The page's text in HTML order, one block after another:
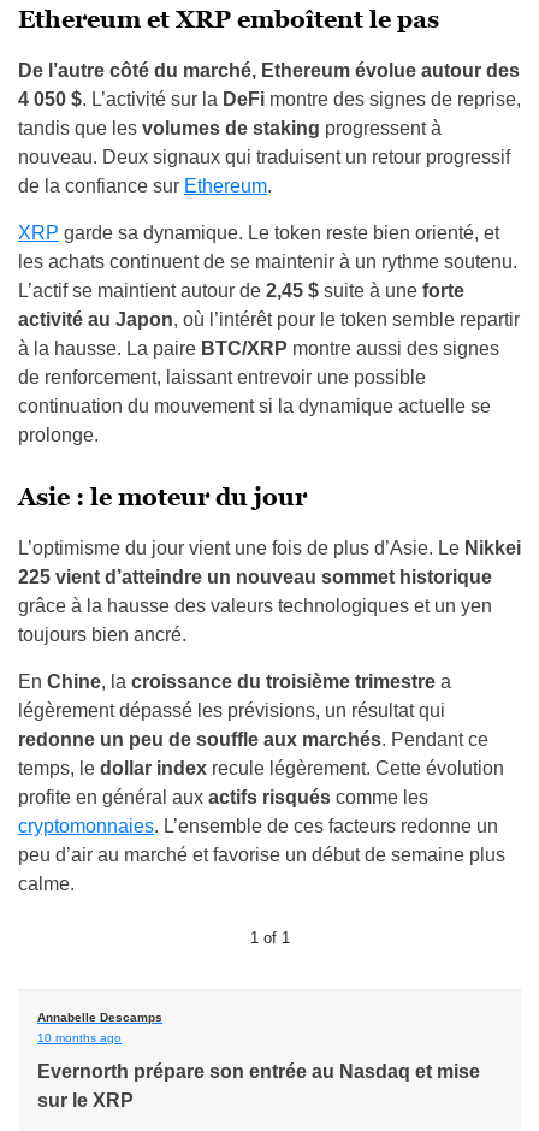
Ethereum et XRP emboîtent le pas
De l’autre côté du marché, Ethereum évolue autour des
4 050 $. L’activité sur la DeFi montre des signes de reprise,
tandis que les volumes de staking progressent à
nouveau. Deux signaux qui traduisent un retour progressif
de la confiance sur Ethereum.
XRP garde sa dynamique. Le token reste bien orienté, et
les achats continuent de se maintenir à un rythme soutenu.
L’actif se maintient autour de 2,45 $ suite à une forte
activité au Japon, où l’intérêt pour le token semble repartir
à la hausse. La paire BTC/XRP montre aussi des signes
de renforcement, laissant entrevoir une possible
continuation du mouvement si la dynamique actuelle se
prolonge.
Asie : le moteur du jour
L’optimisme du jour vient une fois de plus d’Asie. Le Nikkei
225 vient d’atteindre un nouveau sommet historique
grâce à la hausse des valeurs technologiques et un yen
toujours bien ancré.
En Chine, la croissance du troisième trimestre a
légèrement dépassé les prévisions, un résultat qui
redonne un peu de souffle aux marchés. Pendant ce
temps, le dollar index recule légèrement. Cette évolution
profite en général aux actifs risqués comme les
cryptomonnaies. L’ensemble de ces facteurs redonne un
peu d’air au marché et favorise un début de semaine plus
calme.
1 of 1
Annabelle Descamps
10 months ago
Evernorth prépare son entrée au Nasdaq et mise
sur le XRP